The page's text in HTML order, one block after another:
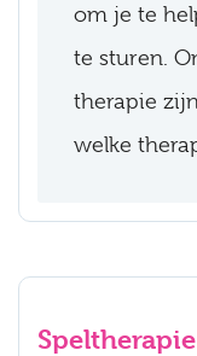
om je te
te sturen.
therapie
welke
Speltherapie